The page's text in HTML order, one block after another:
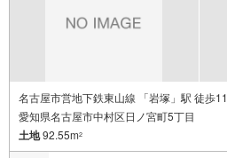
ープンハウス・ディベロップ
名古屋市営地下鉄東山線 「岩塚」駅 徒歩
愛知県名古屋市中村区日ノ宮町5丁目
土地92.55m2